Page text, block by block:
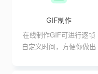
GIF制作
在线制作GIF可进行逐帧
自定义时间，方便你做出